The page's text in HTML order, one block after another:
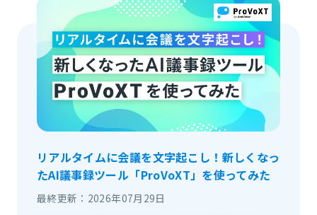
リアルタイムに会議を文字起こし！新しくなっ
たAI議事録ツール「ProVoXT」を使ってみた
最終更新：2026年07月29日